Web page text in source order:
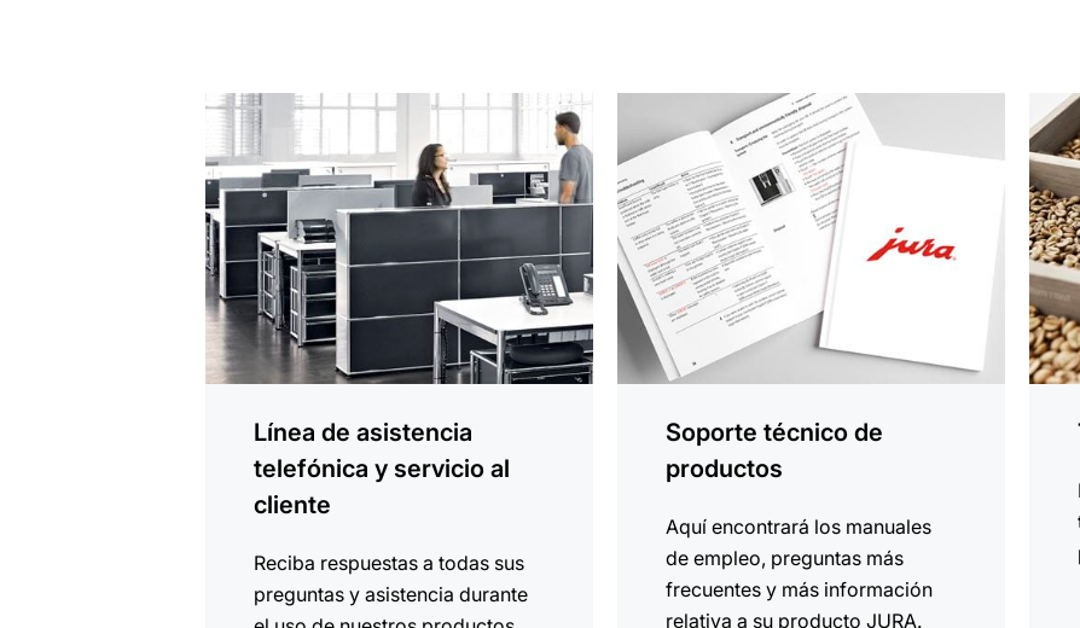
Línea de asistencia
telefónica y servicio al
cliente
Reciba respuestas a todas sus
preguntas y asistencia durante
más
información
Soporte técnico de
productos
Aquí encontrará los manuales
de empleo, preguntas más
frecuentes y más información
relativa a su producto JURA.
información
más